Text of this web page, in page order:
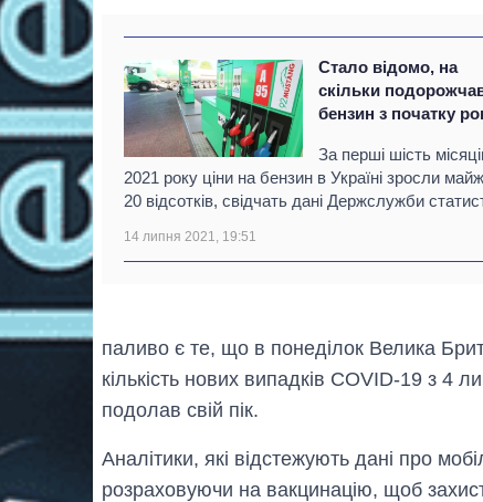
Стало відомо, на
скільки
бензин з початку
За перші шість
2021 року ціни на бензин в Україні зросли
20 відсотків, свідчать дані Держслужби
14 липня 2021, 19:51
паливо є те, що в понеділок Велика
кількість нових випадків COVID-19 з 4
подолав свій пік.
Аналітики, які відстежують дані про
розраховуючи на вакцинацію, щоб